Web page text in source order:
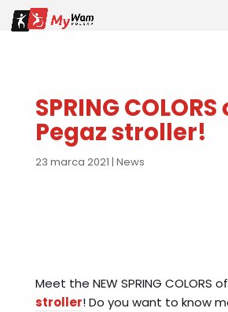
SPRING COLORS
Pegaz stroller!
23 marca 2021 | News
Meet the NEW SPRING COLORS
stroller! Do you want to know